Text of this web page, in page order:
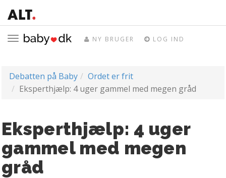
Toggle
NY BRUGER LOG IND
Debatten på Baby
Ordet er frit
Eksperthjælp: 4 uger gammel med megen gråd
Eksperthjælp: 4 uger
gammel med megen
gråd